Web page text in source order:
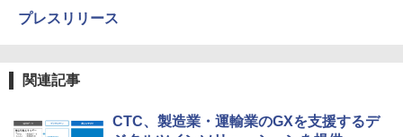
プレスリリース
関連記事
CTC、製造業・運輸業のGXを支援するデ